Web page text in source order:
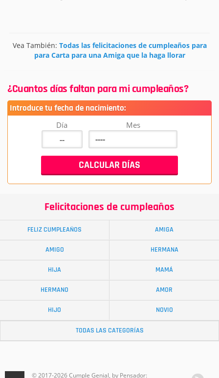
Vea También: Todas las felicitaciones de cumpleaños para
para Carta para una Amiga que la haga llorar
¿Cuantos días faltan para mi cumpleaños?
Introduce tu fecha de nacimiento:
Día Mes
Felicitaciones de cumpleaños
FELIZ CUMPLEAÑOS AMIGA
AMIGO HERMANA
HIJA MAMÁ
HERMANO AMOR
HIJO NOVIO
TODAS LAS CATEGORÍAS
© 2017-2026 Cumple Genial, by Pensador: